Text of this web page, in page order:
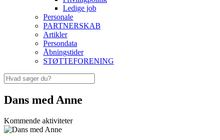
Ledige job
Personale
PARTNERSKAB
Artikler
Persondata
Åbningstider
STØTTEFORENING
Dans med Anne
Kommende aktiviteter